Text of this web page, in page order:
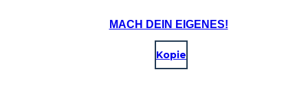
MACH DEIN EIGENES!
Kopie